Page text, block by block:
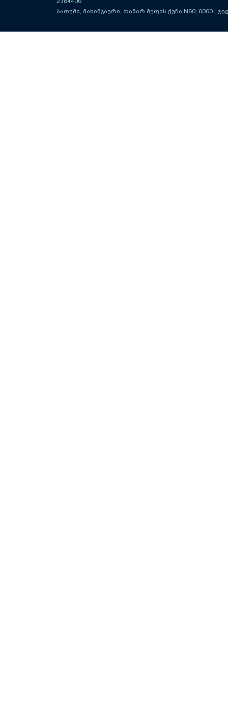
ბათუმი, მახინჯაური, თამარ მეფის ქუჩა N60; 6000 |